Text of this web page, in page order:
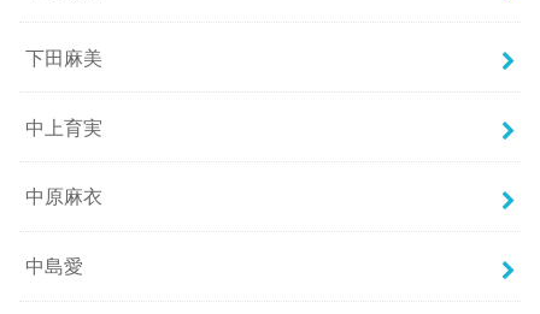
下田麻美
中上育実
中原麻衣
中島愛